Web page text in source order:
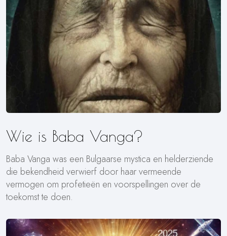
Wie is Baba Vanga?
Baba Vanga was een Bulgaarse mystica en helderziende
die bekendheid verwierf door haar vermeende
vermogen om profetieën en voorspellingen over de
toekomst te doen.